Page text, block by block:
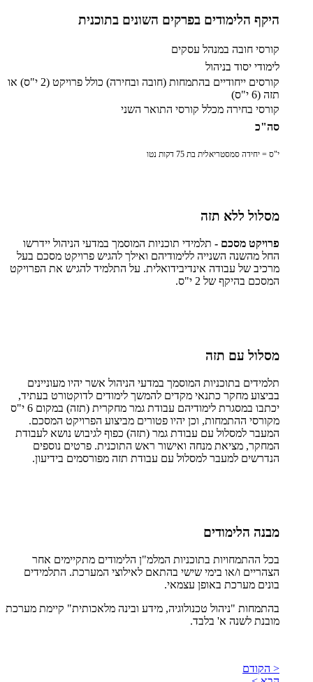
היקף הלימודים בפרקים השונים בתוכנית
קורסי חובה במנהל עסקים
לימודי יסוד בניהול
קורסים ייחודיים בהתמחות (חובה ובחירה) כולל פרויקט (2 י"ס) או
תזה (6 י"ס)
קורסי בחירה מכלל קורסי התואר השני
סה"כ
י"ס = יחידה סמסטריאלית בת 75 דקות נטו
מסלול ללא תזה
פרויקט מסכם - תלמידי תוכניות המוסמך במדעי הניהול יידרשו
החל מהשנה השנייה ללימודיהם ואילך להגיש פרויקט מסכם בעל
מרכיב של עבודה אינדיבידואלית. על התלמיד להגיש את הפרויקט
המסכם בהיקף של 2 י"ס.
מסלול עם תזה
תלמידים בתוכניות המוסמך במדעי הניהול אשר יהיו מעוניינים
בביצוע מחקר כתנאי מקדים להמשך לימודים לדוקטורט בעתיד,
יכתבו במסגרת לימודיהם עבודת גמר מחקרית (תזה) במקום 6 י"ס
מקורסי ההתמחות, וכן יהיו פטורים מביצוע הפרויקט המסכם.
המעבר למסלול עם עבודת גמר (תזה) כפוף לגיבוש נושא לעבודת
המחקר, מציאת מנחה ואישור ראש התוכנית. פרטים נוספים
הנדרשים למעבר למסלול עם עבודת תזה מפורסמים בידיעון.
מבנה הלימודים
בכל ההתמחויות בתוכניות המלמ"ן הלימודים מתקיימים אחר
הצהריים ו/או בימי שישי בהתאם לאילוצי המערכת. התלמידים
בונים מערכת באופן עצמאי.
בהתמחות "ניהול טכנולוגיה, מידע ובינה מלאכותית" קיימת מערכת
מובנת לשנה א' בלבד.
< הקודם